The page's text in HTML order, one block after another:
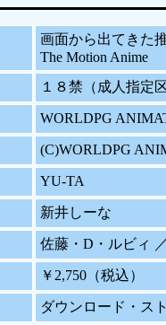
画面から出てきた
The Motion Anime
１８禁（成人指定
WORLDPG
(C)WORLDPG
YU-TA
新井しーな
佐藤・D・ルビィ
￥2,750（税込）
ダウンロード・ス